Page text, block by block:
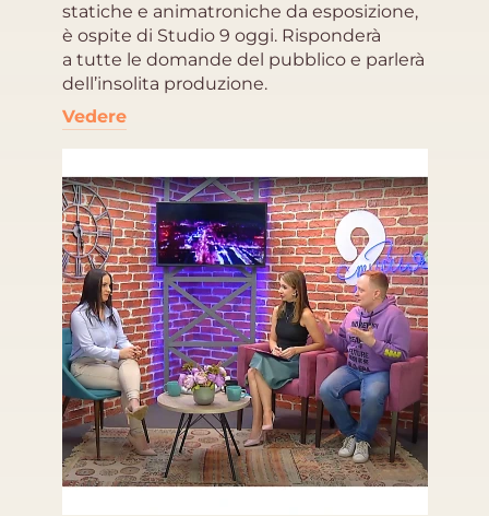
statiche e animatroniche da esposizione,
è ospite di Studio 9 oggi. Risponderà
a tutte le domande del pubblico e parlerà
dell’insolita produzione.
Vedere